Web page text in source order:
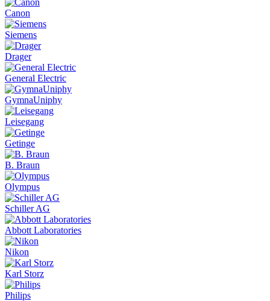
Canon
Siemens
Drager
General Electric
GymnaUniphy
Leisegang
Getinge
B. Braun
Olympus
Schiller AG
Abbott Laboratories
Nikon
Karl Storz
Philips